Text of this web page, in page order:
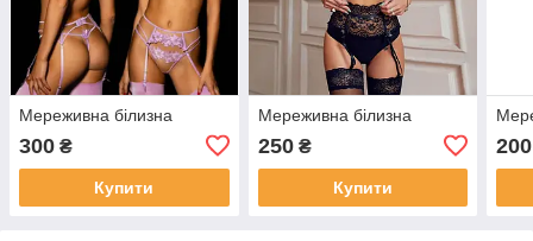
Мереживна білизна
300 ₴
Купити
Мереживна білизна
250₴
Купити
200